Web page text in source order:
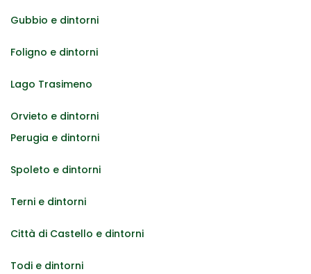
Gubbio e dintorni
Foligno e dintorni
Lago Trasimeno
Orvieto e dintorni
Perugia e dintorni
Spoleto e dintorni
Terni e dintorni
Città di Castello e dintorni
Todi e dintorni